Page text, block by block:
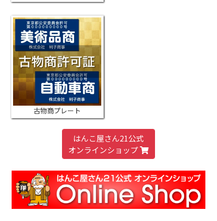
古物商プレート
はんこ屋さん21公式
オンラインショップ